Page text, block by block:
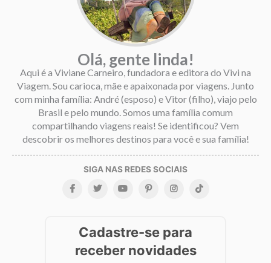
Olá, gente linda!
Aqui é a Viviane Carneiro, fundadora e editora do Vivi na
Viagem. Sou carioca, mãe e apaixonada por viagens. Junto
com minha família: André (esposo) e Vitor (filho), viajo pelo
Brasil e pelo mundo. Somos uma família comum
compartilhando viagens reais! Se identificou? Vem
descobrir os melhores destinos para você e sua família!